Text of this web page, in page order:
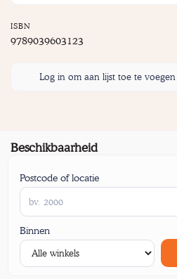
ISBN
9789039603123
Log in om aan lijst toe te voegen
Beschikbaarheid
Postcode of locatie
Binnen